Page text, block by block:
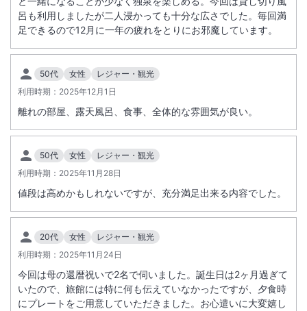
呂も利用しましたが二人浸かっても十分な広さでした。毎回満
足できるので12月に一年の疲れをとりにお邪魔しています。
50代 女性
レジャー・観光
利用時期： 2025年12月1日
離れの部屋、露天風呂、食事、全体的な雰囲気が良い。
50代 女性
レジャー・観光
利用時期： 2025年11月28日
値段は高めかもしれないですが、充分満足出来る内容でした。
20代 女性
レジャー・観光
利用時期： 2025年11月24日
今回は母の還暦祝いで2名で伺いました。誕生日は2ヶ月過ぎて
いたので、旅館には特に何も伝えていなかったですが、夕食時
にプレートをご用意していただきました。お心遣いに大変嬉し